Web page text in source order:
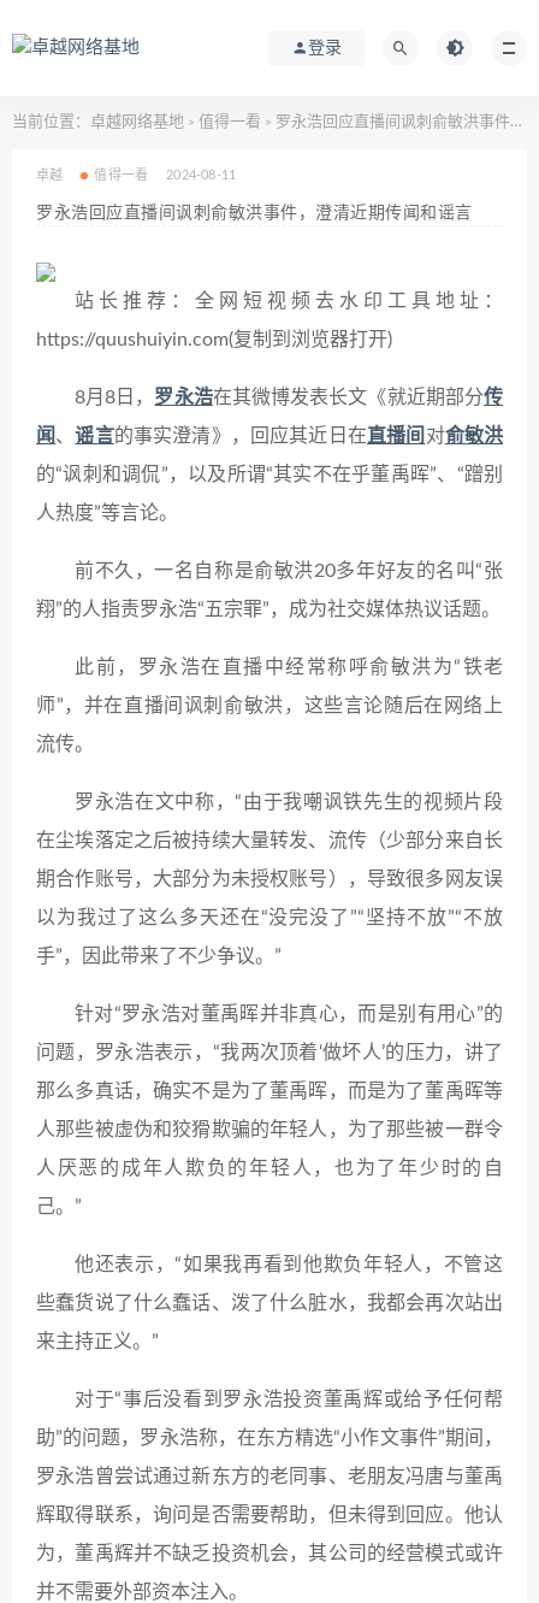
登录
当前位置： 卓越网络基地 > 值得一看 > 罗永浩回应直播间讽刺俞敏洪事件，澄清近期传闻和谣言
卓越 值得一看 2024-08-11
罗永浩回应直播间讽刺俞敏洪事件，澄清近期传闻和谣言
站长推荐：全网短视频去水印工具地址：
https://quushuiyin.com(复制到浏览器打开)
8月8日， 罗永浩在其微博发表长文《就近期部分传
闻、谣言的事实澄清》，回应其近日在 直播间 对俞敏洪
的“讽刺和调侃”，以及所谓“其实不在乎董禹晖”、“蹭别
人热度”等言论。
前不久，一名自称是俞敏洪20多年好友的名叫“张
翔”的人指责罗永浩“五宗罪”，成为社交媒体热议话题。
此前，罗永浩在直播中经常称呼俞敏洪为“铁老
师”，并在直播间讽刺俞敏洪，这些言论随后在网络上
流传。
罗永浩在文中称，“由于我嘲讽铁先生的视频片段
在尘埃落定之后被持续大量转发、流传（少部分来自长
期合作账号，大部分为未授权账号），导致很多网友误
以为我过了这么多天还在“没完没了”“坚持不放”“不放
手”，因此带来了不少争议。”
针对“罗永浩对董禹晖并非真心，而是别有用心”的
问题，罗永浩表示，“我两次顶着‘做坏人’的压力，讲了
那么多真话，确实不是为了董禹晖，而是为了董禹晖等
人那些被虚伪和狡猾欺骗的年轻人，为了那些被一群令
人厌恶的成年人欺负的年轻人，也为了年少时的自
己。”
他还表示，“如果我再看到他欺负年轻人，不管这
些蠢货说了什么蠢话、泼了什么脏水，我都会再次站出
来主持正义。”
对于“事后没看到罗永浩投资董禹辉或给予任何帮
助”的问题，罗永浩称，在东方精选“小作文事件”期间，
罗永浩曾尝试通过新东方的老同事、老朋友冯唐与董禹
辉取得联系，询问是否需要帮助，但未得到回应。他认
为，董禹辉并不缺乏投资机会，其公司的经营模式或许
并不需要外部资本注入。